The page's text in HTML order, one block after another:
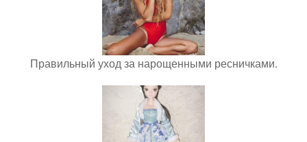
Правильный уход за нарощенными ресничками.